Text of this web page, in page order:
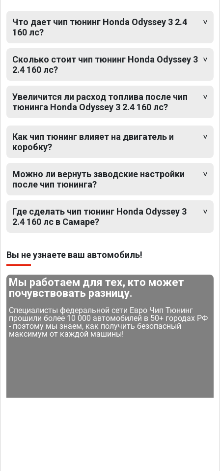
Что дает чип тюнинг Honda Odyssey 3 2.4
160 лс?
Сколько стоит чип тюнинг Honda Odyssey 3
2.4 160 лс?
Увеличится ли расход топлива после чип
тюнинга Honda Odyssey 3 2.4 160 лс?
Как чип тюнинг влияет на двигатель и
коробку?
Можно ли вернуть заводские настройки
после чип тюнинга?
Где сделать чип тюнинг Honda Odyssey 3
2.4 160 лс в Самаре?
Вы не узнаете ваш автомобиль!
Мы работаем для тех, кто может
почувствовать разницу.
Специалисты федеральной сети Евро Чип Тюнинг
прошили более 10 000 автомобилей в 50+ городах РФ
- поэтому мы знаем, как получить безопасный
максимум от каждой машины!